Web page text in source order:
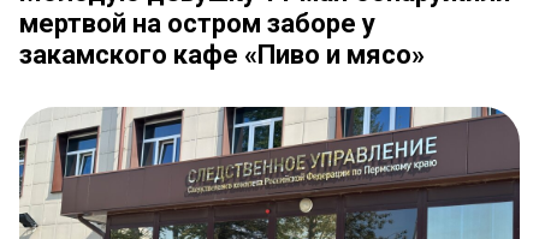
мертвой на остром заборе у
закамского кафе «Пиво и мясо»